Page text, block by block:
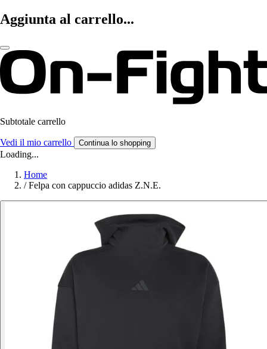
Aggiunta al carrello...
Subtotale carrello
Vedi il mio carrello Continua lo shopping
Loading...
Home
/ Felpa con cappuccio adidas Z.N.E.